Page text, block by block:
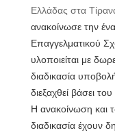
Ελλάδας στα
ανακοίνωσε την
Επαγγελματικού
υλοποιείται με
διαδικασία
διεξαχθεί βάσει
Η ανακοίνωση και
διαδικασία έχουν